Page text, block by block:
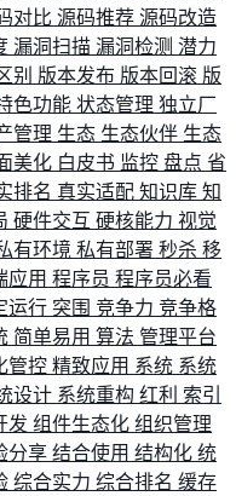
对比 源码推荐 源码改造
漏洞扫描 漏洞检测 潜力
别 版本发布 版本回滚 版
色功能 状态管理 独立厂
管理 生态 生态伙伴 生态
美化 白皮书 监控 盘点 省
排名 真实适配 知识库 知
硬件交互 硬核能力 视觉
有环境 私有部署 秒杀 移
应用 程序员 程序员必看
运行 突围 竞争力 竞争格
简单易用 算法 管理平台
管控 精致应用 系统 系统
设计 系统重构 红利 索引
发 组件生态化 组织管理
分享 结合使用 结构化 统
综合实力 综合排名 缓存